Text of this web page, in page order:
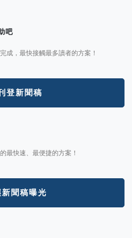
吧
成，最快接觸最多讀者的方案！
登新聞稿
最快速、最便捷的方案！
聞稿曝光